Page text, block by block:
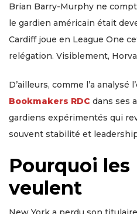
Brian Barry-Murphy ne
le gardien américain était
Cardiff joue en League One
relégation. Visiblement,
D’ailleurs, comme l’a analysé
Bookmakers RDC dans ses
gardiens expérimentés qui
souvent stabilité et
Pourquoi les
veulent